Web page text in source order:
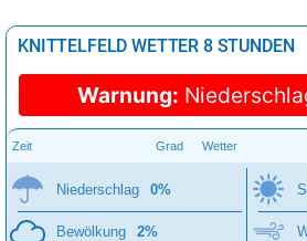
KNITTELFELD WETTER 8 STUNDEN
Warnung:
Zeit Grad Wetter
Niederschlag 0%
Bewölkung 2%